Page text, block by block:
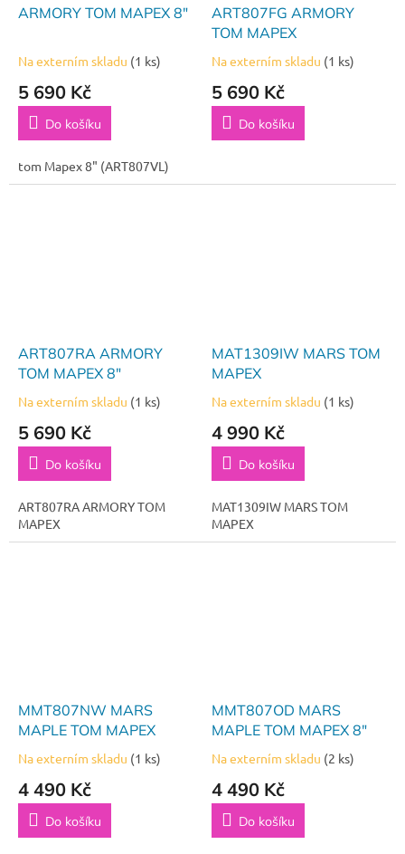
ARMORY TOM MAPEX 8"
Na externím skladu (1 ks)
5 690 Kč
Do košíku
tom Mapex 8" (ART807VL)
ART807FG ARMORY
TOM MAPEX
Na externím skladu (1 ks)
5 690 Kč
Do košíku
ART807RA ARMORY
TOM MAPEX 8"
Na externím skladu (1 ks)
5 690 Kč
Do košíku
ART807RA ARMORY TOM
MAPEX
MAT1309IW MARS TOM
MAPEX
Na externím skladu (1 ks)
4 990 Kč
Do košíku
MAT1309IW MARS TOM
MAPEX
MMT807NW MARS
MAPLE TOM MAPEX
Na externím skladu (1 ks)
4 490 Kč
Do košíku
MMT807OD MARS
MAPLE TOM MAPEX 8"
Na externím skladu (2 ks)
4 490 Kč
Do košíku